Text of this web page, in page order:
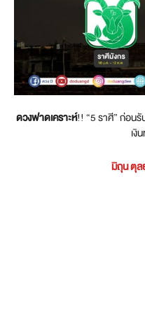
ดวงฟาดเคราะห์!! “5 ราศี” ก่อน
เงิ
มิถุน ตุล